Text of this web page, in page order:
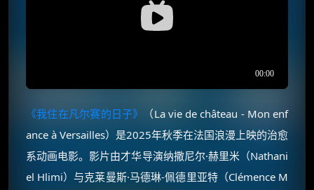
《我住在凡尔赛的日子》
（La vie de château - Mon enf
ance à Versailles）是2025年秋季在法国浪漫上映的治愈
系动画电影。影片由才华导演纳撒尼尔·赫里米（Nathani
el Hlimi）与克莱曼斯·马德琳-佩德里亚特（Clémence M